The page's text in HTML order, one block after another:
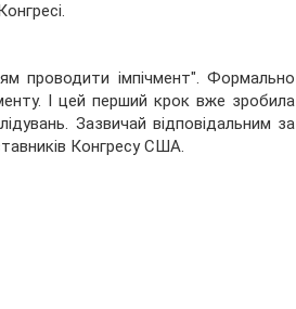
проводити імпічмент". Формально
І цей перший крок вже зробила
Зазвичай відповідальним за
Конгресу США.